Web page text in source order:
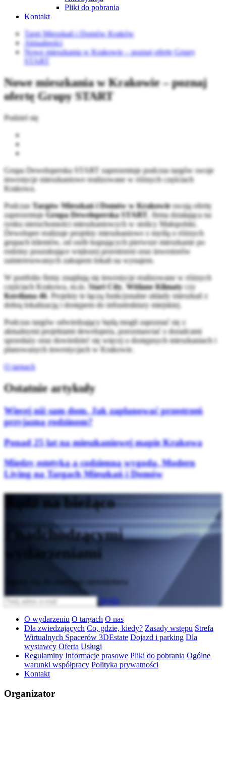
Pliki do pobrania
Kontakt
Targi Mieszkań i Domów Kraków
Aktualności
Nowe mieszkania w Krakowie – poznaj ofertę Grupy
START
Nowe mieszkania w Krakowie – poznaj
ofertę Grupy START
Podziel się
Grupa Deweloperska START zaprezentuje podczas targów swoje
inwestycje mieszkaniowe realizowane w różnych częściach
Krakowa.
Podczas Targów Mieszkań i Domów w Krakowieswoją ofertę
zaprezentuje Grupa Deweloperska START
, firma działająca na
rynku nieruchomości mieszkaniowych w stolicy Małopolski.
Deweloper realizuje projekty mieszkaniowe z myślą o różnych
grupach klientów, od osób kupujących pierwsze mieszkanie po
rodziny poszukujące większej przestrzeni oraz inwestorów
zainteresowanych zakupem lokali na wynajem.
W portfolio firmy znajdują się inwestycje realizowane w różnych
częściach Krakowa, m.in. Start City, Wiślane Klimatyczy
Kordiana 46. Projekty te łączą funkcjonalne układy mieszkań z
dobrą lokalizacją i dostępem do infrastruktury miejskiej.
Podczas targów odwiedzający będą mogli zapoznać się z
aktualnymi projektami dewelopera, porozmawiać z doradcami
sprzedaży oraz dowiedzieć się więcej o dostępnych mieszkaniach i
planowanych inwestycjach w Krakowie.
O targach
Ostatnie artykuły
Więcej niż sam dom. Jak zaplanować przestrzeń
przyjazną rodzinom?
Ponad 25 lat na mieszkaniowej mapie Krakowa
Między estetyką a codzienną wygodą. Modern
Living na Targach Mieszkań i Domów
Bądź na bieżąco
z nadchodzącymi
wydarzeniami
Zapisz się do naszego newslettera
Wyślij
O wydarzeniu O targach O nas
Dla zwiedzających Co, gdzie, kiedy? Zasady wstępu Strefa
Wirtualnych Spacerów 3DEstate Dojazd i parking Dla
wystawcy Oferta Usługi
Regulaminy Informacje prasowe Pliki do pobrania Ogólne
warunki współpracy Polityka prywatności
Kontakt
Organizator